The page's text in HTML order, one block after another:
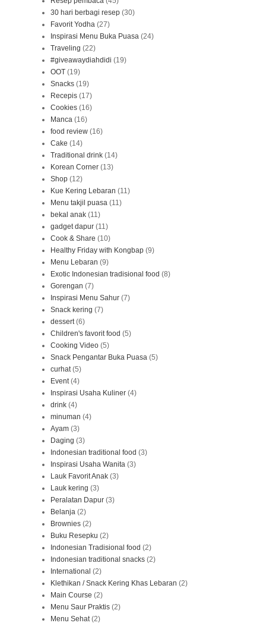
30 hari berbagi resep (30)
Favorit Yodha (27)
Inspirasi Menu Buka Puasa (24)
Traveling (22)
#giveawaydiahdidi (19)
OOT (19)
Snacks (19)
Recepis (17)
Cookies (16)
Manca (16)
food review (16)
Cake (14)
Traditional drink (14)
Korean Corner (13)
Shop (12)
Kue Kering Lebaran (11)
Menu takjil puasa (11)
bekal anak (11)
gadget dapur (11)
Cook & Share (10)
Healthy Friday with Kongbap (9)
Menu Lebaran (9)
Exotic Indonesian tradisional food (8)
Gorengan (7)
Inspirasi Menu Sahur (7)
Snack kering (7)
dessert (6)
Children's favorit food (5)
Cooking Video (5)
Snack Pengantar Buka Puasa (5)
curhat (5)
Event (4)
Inspirasi Usaha Kuliner (4)
drink (4)
minuman (4)
Ayam (3)
Daging (3)
Indonesian traditional food (3)
Inspirasi Usaha Wanita (3)
Lauk Favorit Anak (3)
Lauk kering (3)
Peralatan Dapur (3)
Belanja (2)
Brownies (2)
Buku Resepku (2)
Indonesian Tradisional food (2)
Indonesian traditional snacks (2)
International (2)
Klethikan / Snack Kering Khas Lebaran (2)
Main Course (2)
Menu Saur Praktis (2)
Menu Sehat (2)